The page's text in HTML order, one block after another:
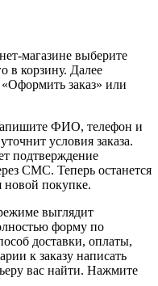
магазине выберите
в корзину. Далее
заказ» или
ФИО, телефон и
условия заказа.
подтверждение
СМС. Теперь останется
новой покупке.
выглядит
форму по
доставки, оплаты,
к заказу написать
вас найти. Нажмите